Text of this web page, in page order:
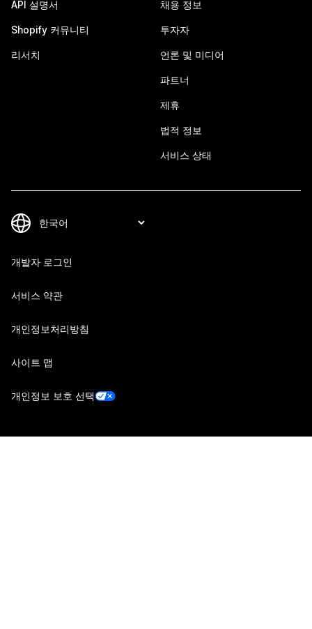
API 설명서
Shopify 커뮤니티
리서치
채용 정보
투자자
언론 및 미디어
파트너
제휴
법적 정보
서비스 상태
개발자 로그인
서비스 약관
개인정보처리방침
사이트 맵
개인정보 보호 선택